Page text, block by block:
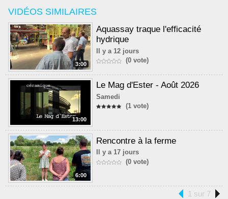
VIDÉOS SIMILAIRES
3:00
Aquassay traque l'efficacité
hydrique
Il y a 12 jours
(0 vote)
13:00
Le Mag d'Ester - Août 2026
Samedi
(1 vote)
6:00
Rencontre à la ferme
Il y a 17 jours
(0 vote)
1 sur 7